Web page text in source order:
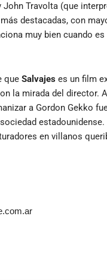
John Travolta (que
destacadas, con
muy bien cuando
que Salvajes es un film
la mirada del director.
a Gordon Gekko
en villanos